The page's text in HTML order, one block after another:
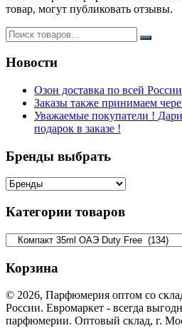
товар, могут публиковать отзывы.
Новости
Озон доставка по всей
Заказы также принимаем
Уважаемые покупатели !
подарок в заказе !
Бренды выбрать
Категории товаров
Корзина
© 2026, Парфюмерия оптом со
России. Евромаркет - всегда
парфюмерии. Оптовый склад, г.